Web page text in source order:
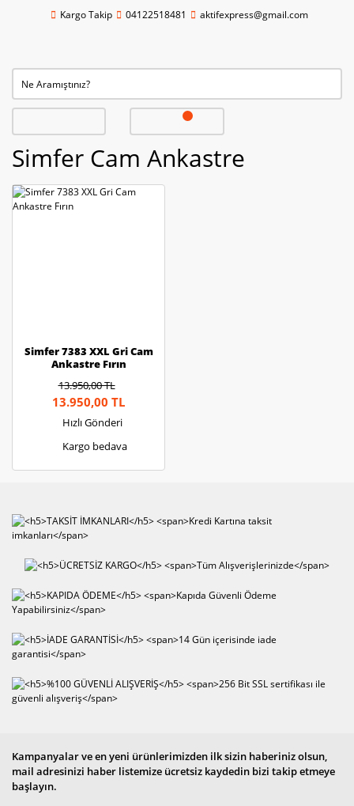
Kargo Takip 04122518481 aktifexpress@gmail.com
Simfer Cam Ankastre
Simfer 7383 XXL Gri Cam
Ankastre Fırın
13.950,00 TL
13.950,00 TL
Hızlı Gönderi
Kargo bedava
Kampanyalar ve en yeni ürünlerimizden ilk sizin haberiniz olsun,
mail adresinizi haber listemize ücretsiz kaydedin bizi takip etmeye
başlayın.